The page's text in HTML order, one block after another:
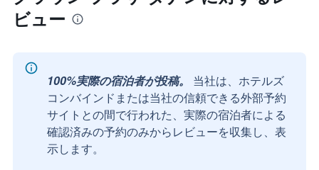
ビュー
100%実際の宿泊者が投稿。
当社は、ホテルズ
コンバインドまたは当社の信頼できる外部予約
サイトとの間で行われた、実際の宿泊者による
確認済みの予約のみからレビューを収集し、表
示します。